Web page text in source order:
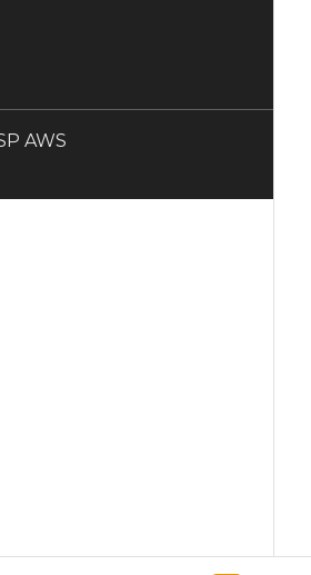
AWS